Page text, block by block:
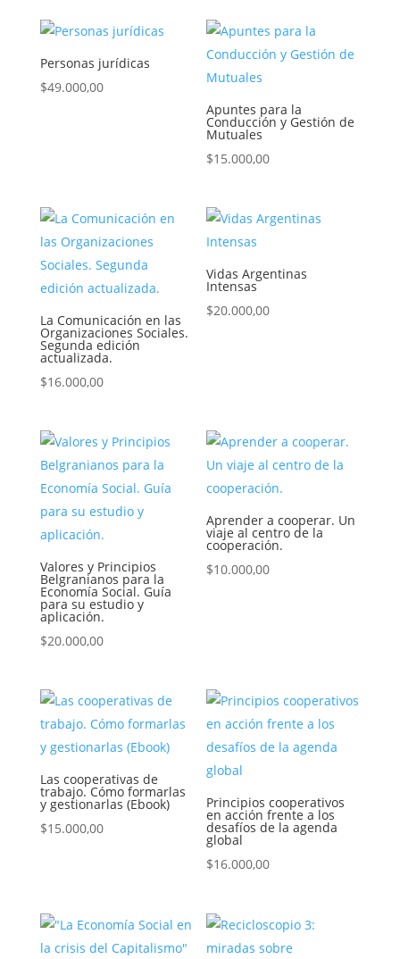
Personas jurídicas
$49.000,00
Apuntes para la
Conducción y Gestión de
Mutuales
$15.000,00
La Comunicación en las
Organizaciones Sociales.
Segunda edición
actualizada.
$16.000,00
Vidas Argentinas
Intensas
$20.000,00
Valores y Principios
Belgranianos para la
Economía Social. Guía
para su estudio y
aplicación.
$20.000,00
Aprender a cooperar. Un
viaje al centro de la
cooperación.
$10.000,00
Las cooperativas de
trabajo. Cómo formarlas
y gestionarlas (Ebook)
$15.000,00
Principios cooperativos
en acción frente a los
desafíos de la agenda
global
$16.000,00